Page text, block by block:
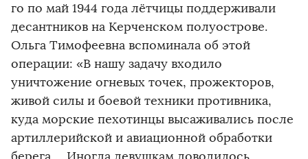
го по май 1944 года лётчицы поддерживали
десантников на Керченском полуострове.
Ольга Тимофеевна вспоминала об этой
операции: «В нашу задачу входило
уничтожение огневых точек, прожекторов,
живой силы и боевой техники противника,
куда морские пехотинцы высаживались после
артиллерийской и авиационной обработки